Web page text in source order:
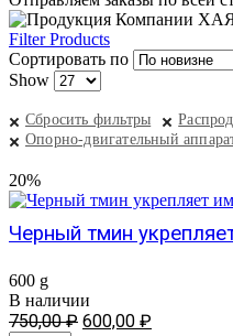
Filter Products
Сортировать по
Show
Сбросить фильтры
Опорно-двигательный
20%
Черный тмин
600 g
В наличии
750,00₽ Первоначальная
600,00 ₽